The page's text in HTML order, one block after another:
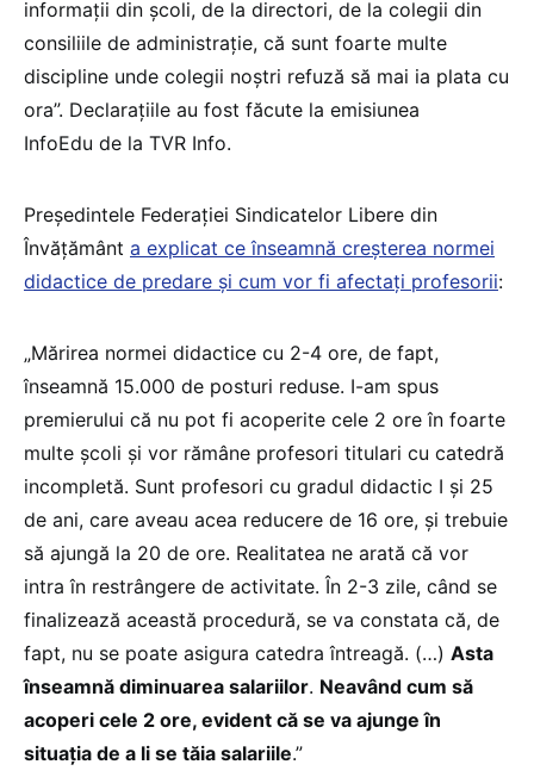
informații din școli, de la directori, de la colegii din
consiliile de administrație, că sunt foarte multe
discipline unde colegii noștri refuză să mai ia plata cu
ora”. Declarațiile au fost făcute la emisiunea
InfoEdu de la TVR Info.
Președintele Federației Sindicatelor Libere din
Învățământ a explicat ce înseamnă creșterea normei
didactice de predare și cum vor fi afectați profesorii:
„Mărirea normei didactice cu 2-4 ore, de fapt,
înseamnă 15.000 de posturi reduse. I-am spus
premierului că nu pot fi acoperite cele 2 ore în foarte
multe școli și vor rămâne profesori titulari cu catedră
incompletă. Sunt profesori cu gradul didactic I și 25
de ani, care aveau acea reducere de 16 ore, și trebuie
să ajungă la 20 de ore. Realitatea ne arată că vor
intra în restrângere de activitate. În 2-3 zile, când se
finalizează această procedură, se va constata că, de
fapt, nu se poate asigura catedra întreagă. (…) Asta
înseamnă diminuarea salariilor. Neavând cum să
acoperi cele 2 ore, evident că se va ajunge în
situația de a li se tăia salariile.”